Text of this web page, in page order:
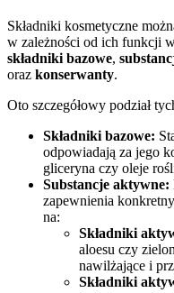
Składniki kosmetyczne
w zależności od ich funkcji
składniki bazowe,
oraz konserwanty.
Oto szczegółowy podział
Składniki bazowe:
odpowiadają za jego
gliceryna czy oleje
Substancje aktywne:
zapewnienia
na:
Składniki
aloesu czy
nawilżające i
Składniki